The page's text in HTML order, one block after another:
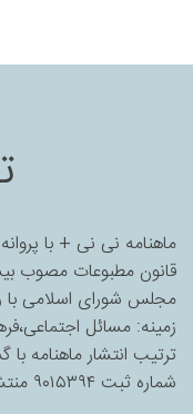
ماهنامه نی نی + با
قانون مطبوعات مصوب
مجلس شورای اسلامی با
زمینه: مسائل
ترتیب انتشار ماهنامه
شماره ثبت ۹۰۱۵۳۹۴ منتشر می شود.